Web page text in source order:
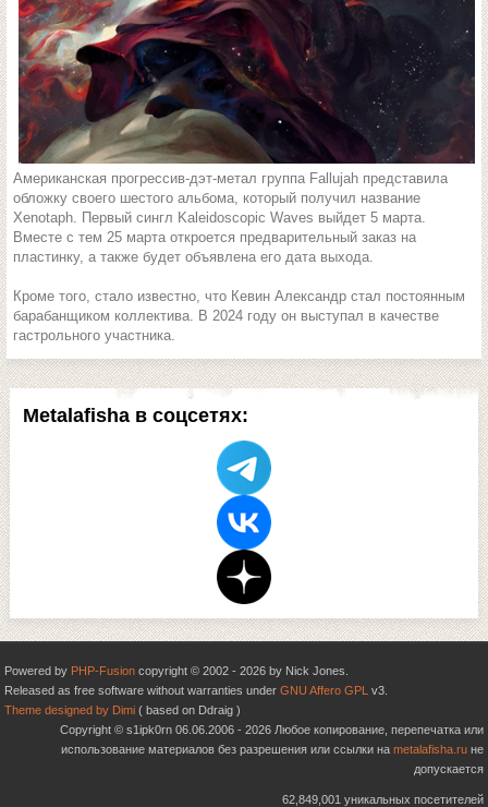
Metalafisha в соцсетях:
Американская прогрессив-дэт-метал группа Fallujah представила
обложку своего шестого альбома, который получил название
Xenotaph. Первый сингл Kaleidoscopic Waves выйдет 5 марта.
Вместе с тем 25 марта откроется предварительный заказ на
пластинку, а также будет объявлена его дата выхода.
Кроме того, стало известно, что Кевин Александр стал постоянным
барабанщиком коллектива. В 2024 году он выступал в качестве
гастрольного участника.
Powered by PHP-Fusion copyright © 2002 - 2026 by Nick Jones.
Released as free software without warranties under GNU Affero GPL v3.
Theme designed by Dimi ( based on Ddraig )
Copyright © s1ipk0rn 06.06.2006 - 2026 Любое копирование, перепечатка или
использование материалов без разрешения или ссылки на metalafisha.ru не
допускается
62,849,001 уникальных посетителей